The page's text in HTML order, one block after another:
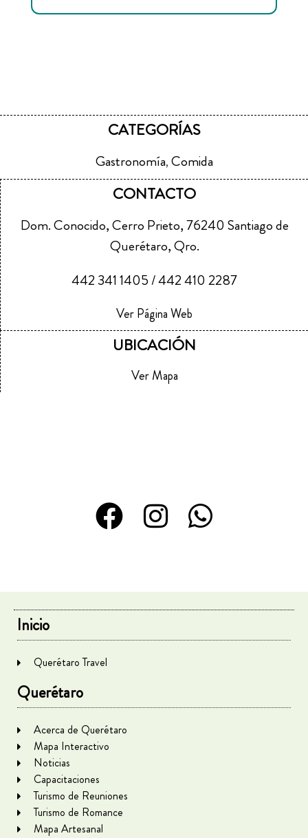
CATEGORÍAS
Gastronomía, Comida
CONTACTO
Dom. Conocido, Cerro Prieto, 76240 Santiago de
Querétaro, Qro.
442 341 1405 / 442 410 2287
Ver Página Web
UBICACIÓN
Ver Mapa
Inicio
Querétaro Travel
Querétaro
Acerca de Querétaro
Mapa Interactivo
Noticias
Capacitaciones
Turismo de Reuniones
Turismo de Romance
Mapa Artesanal